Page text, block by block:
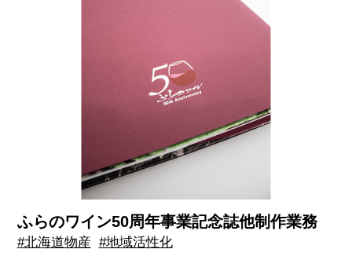
ふらのワイン50周年事業記念誌他制作業務
#北海道物産 #地域活性化